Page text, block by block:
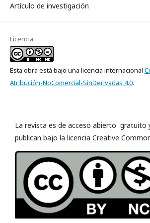
Artículo de investigación
Licencia
Esta obra está bajo una licencia internacional
Atribución-NoComercial-SinDerivadas 4.0.
La revista es de acceso abierto gratuito
publican bajo la licencia Creative